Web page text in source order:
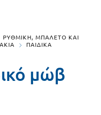
ΡΥΘΜΙΚΗ, ΜΠΑΛΕΤΟ ΚΑΙ
ΠΑΙΔΙΚΑ
μώβ